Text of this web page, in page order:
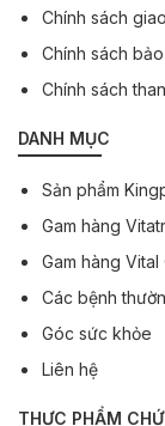
Chính sách
Chính sách
Chính sách
DANH MỤC
Sản phẩm
Gam hàng
Gam hàng Vital
Các bệnh
Góc sức khỏe
Liên hệ
THỰC PHẨM